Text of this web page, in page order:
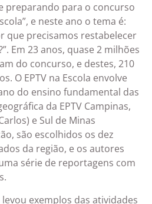
preparando para o concurso
e neste ano o tema é:
que precisamos restabelecer
Em 23 anos, quase 2 milhões
do concurso, e destes, 210
O EPTV na Escola envolve
do ensino fundamental das
da EPTV Campinas,
e Sul de Minas
são escolhidos os dez
da região, e os autores
série de reportagens com
exemplos das atividades